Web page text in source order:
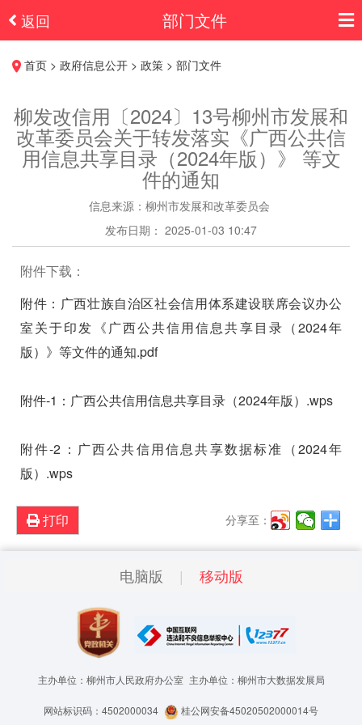
返回 部门文件
首页 > 政府信息公开 > 政策 > 部门文件
柳发改信用〔2024〕13号柳州市发展和
改革委员会关于转发落实《广西公共信
用信息共享目录（2024年版）》 等文
件的通知
信息来源：柳州市发展和改革委员会
发布日期： 2025-01-03 10:47
附件下载：
附件：广西壮族自治区社会信用体系建设联席会议办公
室关于印发《广西公共信用信息共享目录（2024年
版）》等文件的通知.pdf
附件-1：广西公共信用信息共享目录（2024年版）.wps
附件-2：广西公共信用信息共享数据标准（2024年
版）.wps
打印 分享至：
电脑版 移动版
主办单位：柳州市人民政府办公室 主办单位：柳州市大数据发展局
网站标识码：4502000034 桂公网安备45020502000014号